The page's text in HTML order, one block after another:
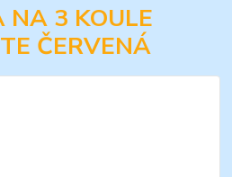
NA 3 KOULE
ČERVENÁ